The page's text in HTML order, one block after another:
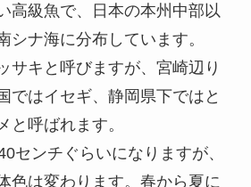
高級魚で、日本の本州中部以
シナ海に分布しています。
サキと呼びますが、宮崎辺り
ではイセギ、静岡県下ではと
と呼ばれます。
センチぐらいになりますが、
色は変わります。春から夏に